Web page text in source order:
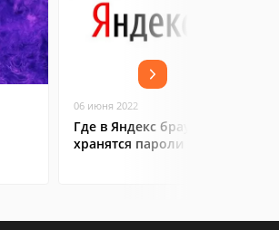
06 июня 2022
Где в Яндекс браузере
хранятся пароли